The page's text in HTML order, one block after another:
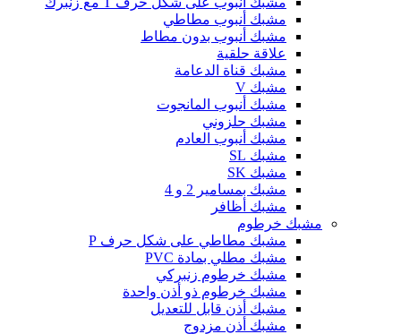
مشبك أنبوب مطاطي
مشبك أنبوب بدون مطاط
علاقة حلقية
مشبك قناة الدعامة
مشبك V
مشبك أنبوب المانجوت
مشبك حلزوني
مشبك أنبوب العادم
مشبك SL
مشبك SK
مشبك بمسامير 2 و 4
مشبك أظافر
مشبك خرطوم
مشبك مطاطي على شكل حرف P
مشبك مطلي بمادة PVC
مشبك خرطوم زنبركي
مشبك خرطوم ذو أذن واحدة
مشبك أذن قابل للتعديل
مشبك أذن مزدوج